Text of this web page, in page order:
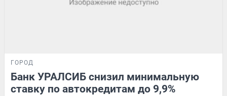
ГОРОД
Банк УРАЛСИБ снизил минимальную
ставку по автокредитам до 9,9%